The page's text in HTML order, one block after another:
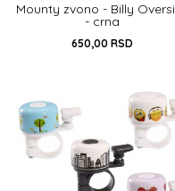
Mounty zvono - Billy
- crna
650,00 RSD